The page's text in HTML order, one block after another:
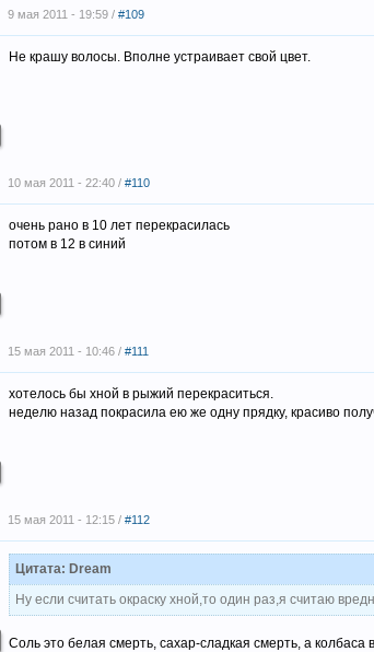
9 мая 2011 - 19:59 / #109
Не крашу волосы. Вполне устраивает свой цвет.
10 мая 2011 - 22:40 / #110
очень рано в 10 лет перекрасилась
потом в 12 в синий
15 мая 2011 - 10:46 / #111
хотелось бы хной в рыжий перекраситься.
неделю назад покрасила ею же одну прядку, красиво
15 мая 2011 - 12:15 / #112
Цитата: Dream
Ну если считать окраску хной,то один раз,я считаю
Соль это белая смерть, сахар-сладкая смерть, а